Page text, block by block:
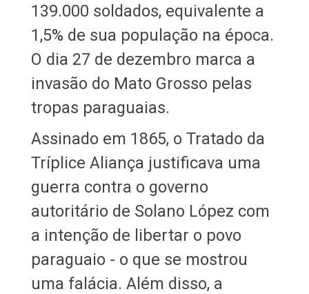
139.000 soldados, equivalente a
1,5% de sua população na época.
O dia 27 de dezembro marca a
invasão do Mato Grosso pelas
tropas paraguaias.
Assinado em 1865, o Tratado da
Tríplice Aliança justificava uma
guerra contra o governo
autoritário de Solano López com
a intenção de libertar o povo
paraguaio - o que se mostrou
uma falácia. Além disso, a